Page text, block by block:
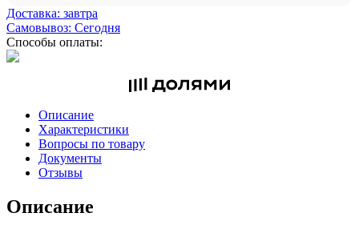
Доставка: завтра
Самовывоз: Сегодня
Способы оплаты:
Описание
Характеристики
Вопросы по товару
Документы
Отзывы
Описание